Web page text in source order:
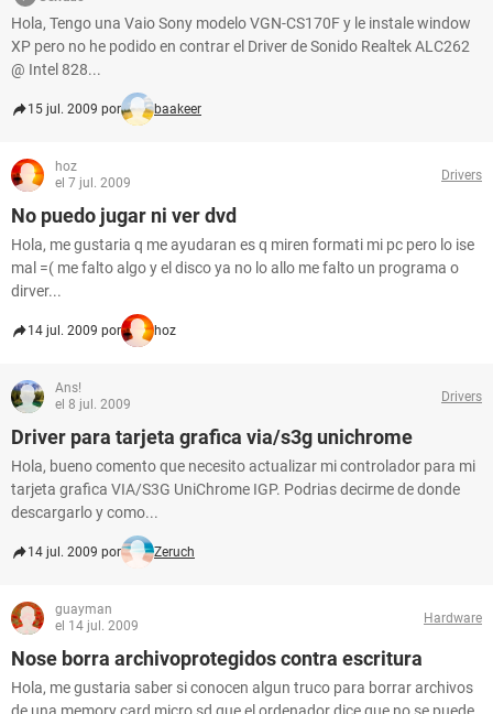
Hola, Tengo una Vaio Sony modelo VGN-CS170F y le instale window
XP pero no he podido en contrar el Driver de Sonido Realtek ALC262
@ Intel 828...
15 jul. 2009 por baakeer
hoz
el 7 jul. 2009
Drivers
No puedo jugar ni ver dvd
Hola, me gustaria q me ayudaran es q miren formati mi pc pero lo ise
mal =( me falto algo y el disco ya no lo allo me falto un programa o
dirver...
14 jul. 2009 por hoz
Ans!
el 8 jul. 2009
Drivers
Driver para tarjeta grafica via/s3g unichrome
Hola, bueno comento que necesito actualizar mi controlador para mi
tarjeta grafica VIA/S3G UniChrome IGP. Podrias decirme de donde
descargarlo y como...
14 jul. 2009 por Zeruch
guayman
el 14 jul. 2009
Hardware
Nose borra archivoprotegidos contra escritura
Hola, me gustaria saber si conocen algun truco para borrar archivos